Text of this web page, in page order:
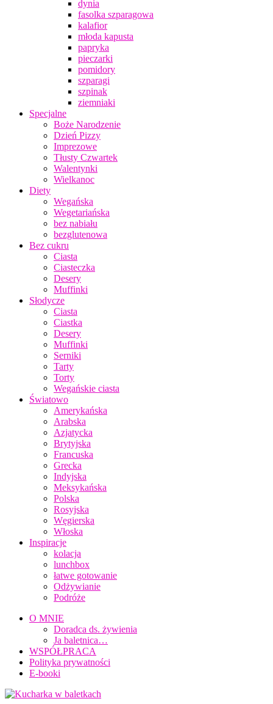
dynia
fasolka szparagowa
kalafior
młoda kapusta
papryka
pieczarki
pomidory
szparagi
szpinak
ziemniaki
Specjalne
Boże Narodzenie
Dzień Pizzy
Imprezowe
Tłusty Czwartek
Walentynki
Wielkanoc
Diety
Wegańska
Wegetariańska
bez nabiału
bezglutenowa
Bez cukru
Ciasta
Ciasteczka
Desery
Muffinki
Słodycze
Ciasta
Ciastka
Desery
Muffinki
Serniki
Tarty
Torty
Wegańskie ciasta
Światowo
Amerykańska
Arabska
Azjatycka
Brytyjska
Francuska
Grecka
Indyjska
Meksykańska
Polska
Rosyjska
Węgierska
Włoska
Inspiracje
kolacja
lunchbox
łatwe gotowanie
Odżywianie
Podróże
O MNIE
Doradca ds. żywienia
Ja baletnica…
WSPÓŁPRACA
Polityka prywatności
E-booki